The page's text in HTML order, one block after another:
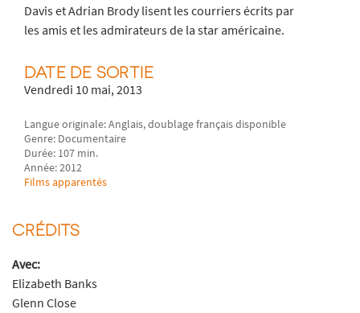
Davis et Adrian Brody lisent les courriers écrits par
les amis et les admirateurs de la star américaine.
DATE DE SORTIE
Vendredi 10 mai, 2013
Langue originale: Anglais, doublage français disponible
Genre: Documentaire
Durée: 107 min.
Année: 2012
Films apparentés
CRÉDITS
Avec:
Elizabeth Banks
Glenn Close